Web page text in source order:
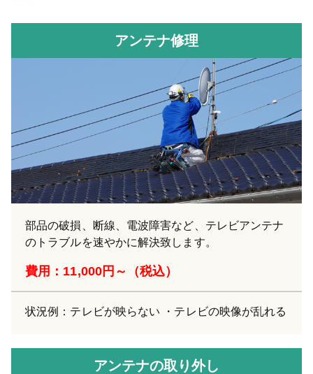
アンテナ修理
部品の破損、断線、電波障害など、テレビアンテナ
のトラブルを速やかに解決致します。
費用：11,000円～（税込）
状況例：テレビが映らない ・テレビの映像が乱れる
アンテナの取り外し